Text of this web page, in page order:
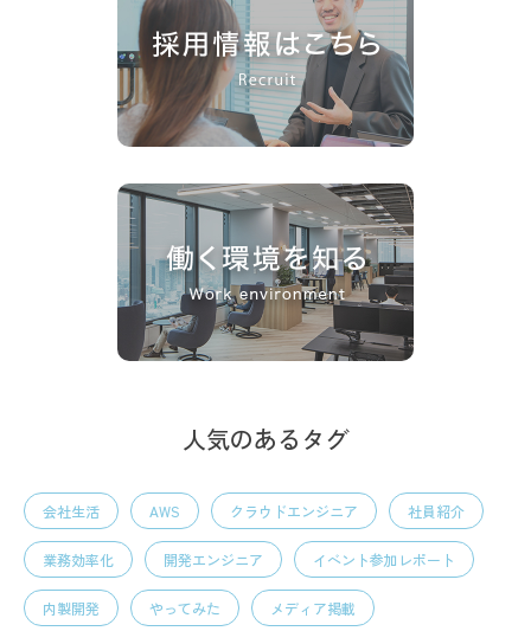
人気のあるタグ
会社生活 AWS クラウドエンジニア 社員紹介
業務効率化 開発エンジニア イベント参加レポート
内製開発 やってみた メディア掲載